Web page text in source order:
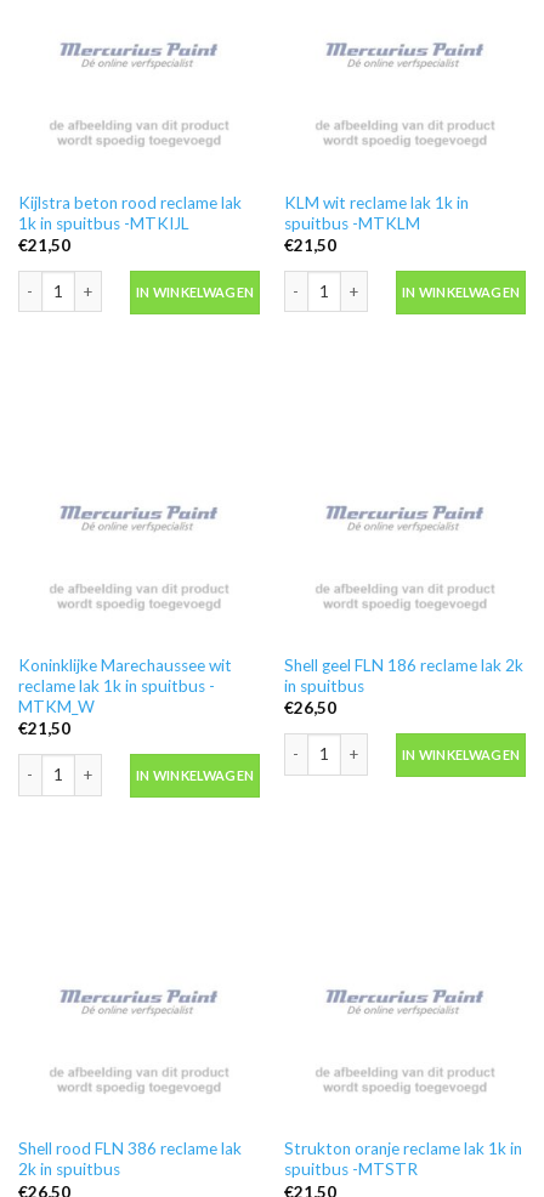
Kijlstra beton rood reclame lak
1k in spuitbus -MTKIJL
€21,50
Kijlstra beton rood reclame lak 1k in spuitbus -MTKIJL aantal
IN WINKELWAGEN
KLM wit reclame lak 1k in
spuitbus -MTKLM
€21,50
KLM wit reclame lak 1k in spuitbus -
IN WINKELWAGEN
Koninklijke Marechaussee wit
reclame lak 1k in spuitbus -
MTKM_W
€21,50
Koninklijke Marechaussee wit reclame lak 1k in spuitbus -MTKM_W aantal
IN WINKELWAGEN
Shell geel FLN 186 reclame lak 2k
in spuitbus
€26,50
Shell geel FLN 186 reclame lak 2k in
IN WINKELWAGEN
Shell rood FLN 386 reclame lak
2k in spuitbus
€26,50
Strukton oranje reclame lak 1k in
spuitbus -MTSTR
€21,50